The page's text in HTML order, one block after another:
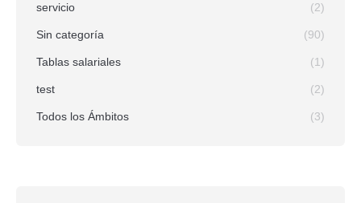
servicio (2)
Sin categoría (90)
Tablas salariales (1)
test (2)
Todos los Ámbitos (3)